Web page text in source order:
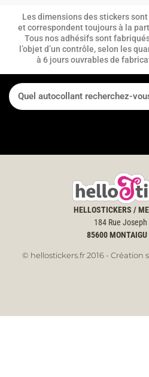
Les dimensions des stickers
et correspondent toujours à la
Tous nos adhésifs sont
l’objet d’un contrôle, selon les
à 6 jours ouvrables de
HELLOSTICKERS /
184 Rue Joseph
85600
© hellostickers.fr 2016 -